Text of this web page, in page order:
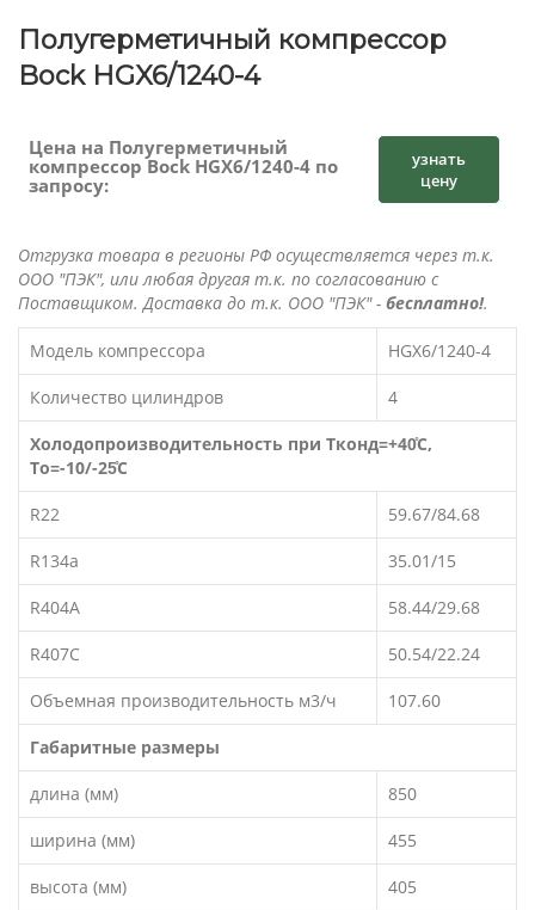
Полугерметичный компрессор
Bock HGX6/1240-4
Цена на Полугерметичный
компрессор Bock HGX6/1240-4 по
запросу:
узнать
цену
Отгрузка товара в регионы РФ осуществляется через т.к.
ООО "ПЭК", или любая другая т.к. по согласованию с
Поставщиком. Доставка до т.к. ООО "ПЭК" - бесплатно!.
Модель компрессора HGX6/1240-4
Количество цилиндров 4
Холодопроизводительность при Тконд=+40̊C,
То=-10/-25̊C
R22 59.67/84.68
R134a 35.01/15
R404A 58.44/29.68
R407C 50.54/22.24
Объемная производительность м3/ч 107.60
Габаритные размеры
длина (мм) 850
ширина (мм) 455
высота (мм) 405